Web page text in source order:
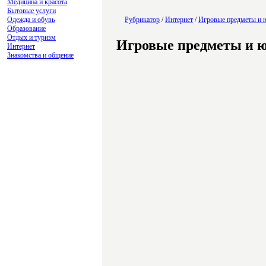
Медицина и красота
Бытовые услуги
Одежда и обувь
Образование
Отдых и туризм
Интернет
Знакомства и общение
Рубрикатор /Интернет /Игровые предметы и
Игровые предметы и